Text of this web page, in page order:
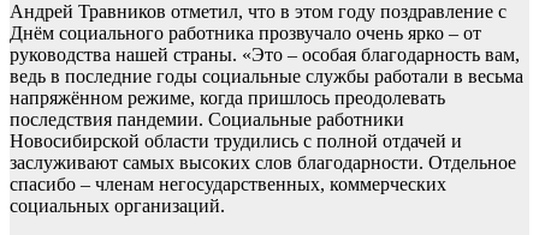
Андрей Травников отметил, что в этом году поздравление с
Днём социального работника прозвучало очень ярко – от
руководства нашей страны. «Это – особая благодарность вам,
ведь в последние годы социальные службы работали в весьма
напряжённом режиме, когда пришлось преодолевать
последствия пандемии. Социальные работники
Новосибирской области трудились с полной отдачей и
заслуживают самых высоких слов благодарности. Отдельное
спасибо – членам негосударственных, коммерческих
социальных организаций.